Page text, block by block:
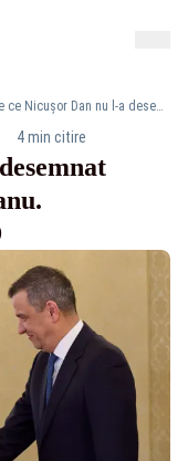
De ce Nicușor Dan nu l-a desemnat premier pe Sorin Grindeanu. Explicațiile liderului PSD
4 min citire